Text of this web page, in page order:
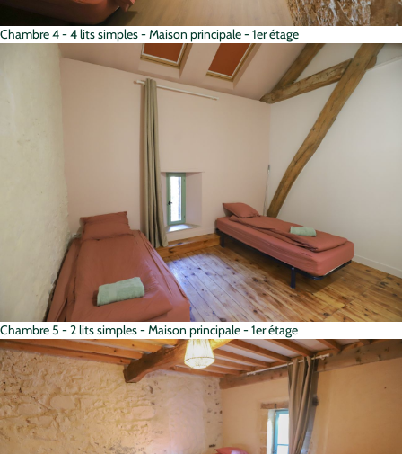
Chambre 4 - 4 lits simples - Maison principale - 1er étage
Chambre 5 - 2 lits simples - Maison principale - 1er étage